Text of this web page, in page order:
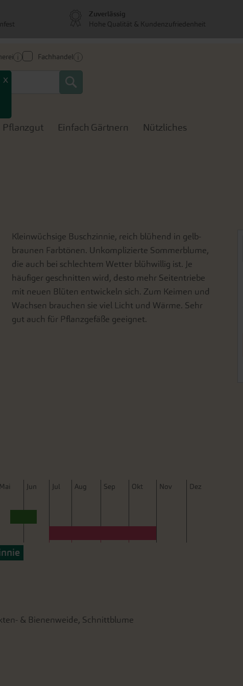
x
Fachhandel
Search
Pflanzgut Einfach Gärtnern Nützliches
Kleinwüchsige Buschzinnie, reich blühend in gelb-
braunen Farbtönen. Unkomplizierte Sommerblume,
die auch bei schlechtem Wetter blühwillig ist. Je
häufiger geschnitten wird, desto mehr Seitentriebe
mit neuen Blüten entwickeln sich. Zum Keimen und
Wachsen brauchen sie viel Licht und Wärme. Sehr
gut auch für Pflanzgefäße geeignet.
Mai Jun Jul Aug Sep Okt Nov Dez
& Bienenweide, Schnittblume
Zuverlässig
Hohe Qualität & Kundenzufriedenheit